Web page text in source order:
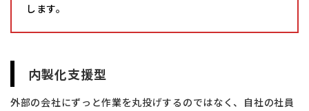
します。
内製化支援型
外部の会社にずっと作業を丸投げするのではなく、自社の社員